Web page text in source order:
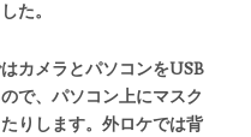
た。
カメラとパソコンをUSB
で、パソコン上にマスク
りします。外ロケでは背